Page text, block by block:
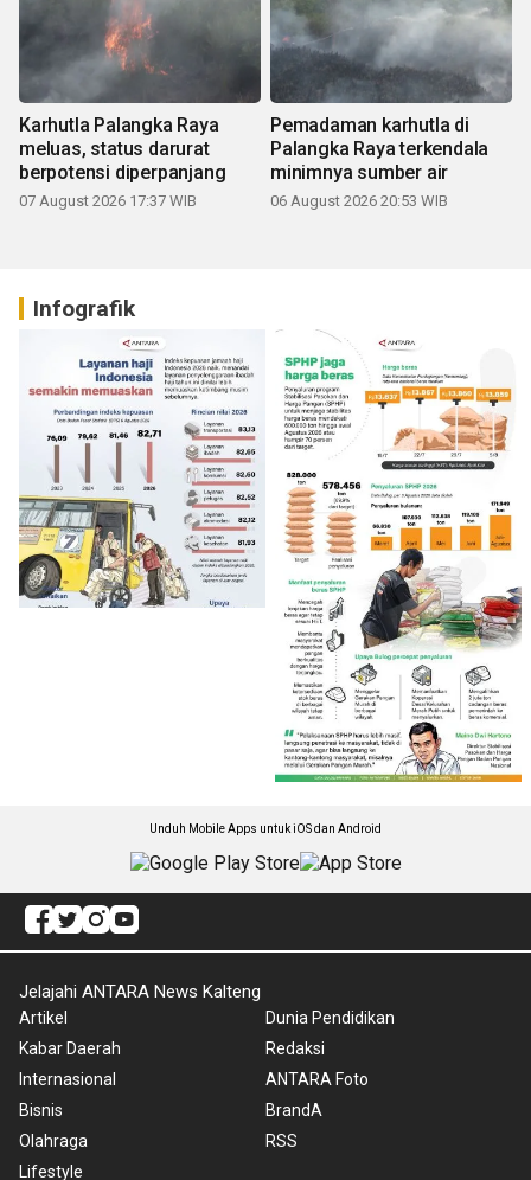
Karhutla Palangka Raya
meluas, status darurat
berpotensi diperpanjang
07 August 2026 17:37 WIB
Pemadaman karhutla di
Palangka Raya terkendala
minimnya sumber air
06 August 2026 20:53 WIB
Infografik
Unduh Mobile Apps untuk iOS dan Android
Jelajahi ANTARA News Kalteng
Artikel
Kabar Daerah
Internasional
Bisnis
Olahraga
Lifestyle
Dunia Pendidikan
Redaksi
ANTARA Foto
BrandA
RSS